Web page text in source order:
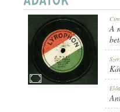
KUPLÉ
1907 KÖRÜL
A